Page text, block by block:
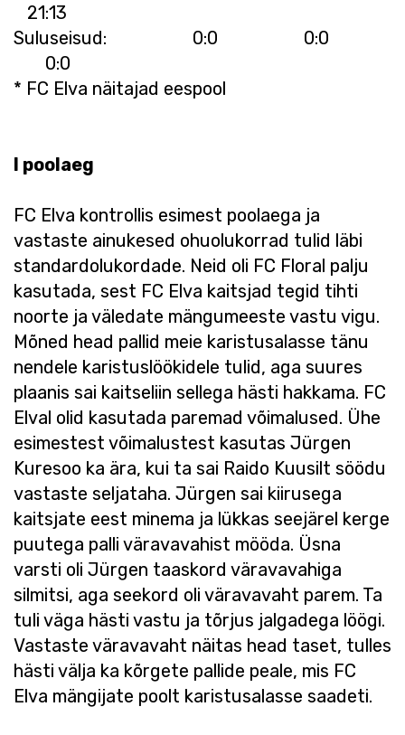
21:13
Suluseisud: 0:0 0:0
0:0
* FC Elva näitajad eespool
I poolaeg
FC Elva kontrollis esimest poolaega ja
vastaste ainukesed ohuolukorrad tulid läbi
standardolukordade. Neid oli FC Floral palju
kasutada, sest FC Elva kaitsjad tegid tihti
noorte ja väledate mängumeeste vastu vigu.
Mõned head pallid meie karistusalasse tänu
nendele karistuslöökidele tulid, aga suures
plaanis sai kaitseliin sellega hästi hakkama. FC
Elval olid kasutada paremad võimalused. Ühe
esimestest võimalustest kasutas Jürgen
Kuresoo ka ära, kui ta sai Raido Kuusilt söödu
vastaste seljataha. Jürgen sai kiirusega
kaitsjate eest minema ja lükkas seejärel kerge
puutega palli väravavahist mööda. Üsna
varsti oli Jürgen taaskord väravavahiga
silmitsi, aga seekord oli väravavaht parem. Ta
tuli väga hästi vastu ja tõrjus jalgadega löögi.
Vastaste väravavaht näitas head taset, tulles
hästi välja ka kõrgete pallide peale, mis FC
Elva mängijate poolt karistusalasse saadeti.